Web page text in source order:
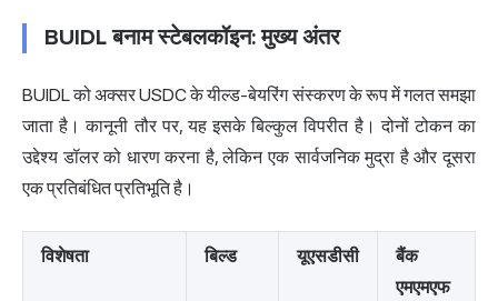
BUIDL बनाम स्टेबलकॉइन: मुख्य अंतर
BUIDL को अक्सर USDC के यील्ड-बेयरिंग संस्करण के रूप में गलत समझा
जाता है। कानूनी तौर पर, यह इसके बिल्कुल विपरीत है। दोनों टोकन का
उद्देश्य डॉलर को धारण करना है, लेकिन एक सार्वजनिक मुद्रा है और दूसरा
एक प्रतिबंधित प्रतिभूति है।
विशेषता बिल्ड यूएसडीसी
बैंक
एमएमएफ